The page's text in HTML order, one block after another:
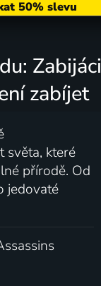
Zabijáci
zabíjet
světa, které
přírodě. Od
jedovaté